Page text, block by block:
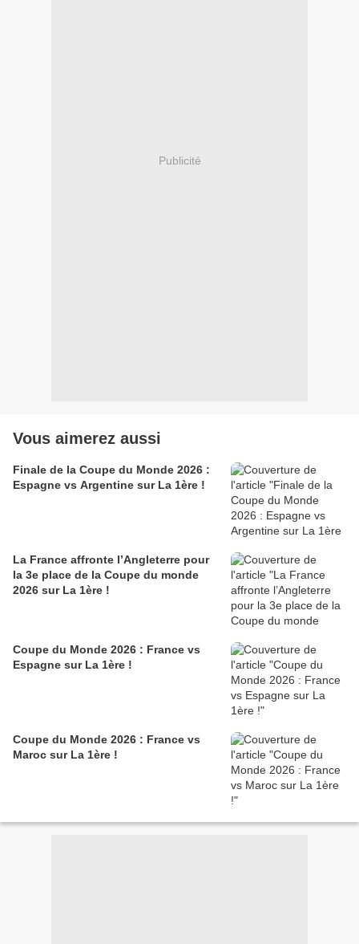
Publicité
Vous aimerez aussi
Finale de la Coupe du Monde 2026 :
Espagne vs Argentine sur La 1ère !
La France affronte l’Angleterre pour
la 3e place de la Coupe du monde
2026 sur La 1ère !
Coupe du Monde 2026 : France vs
Espagne sur La 1ère !
Coupe du Monde 2026 : France vs
Maroc sur La 1ère !